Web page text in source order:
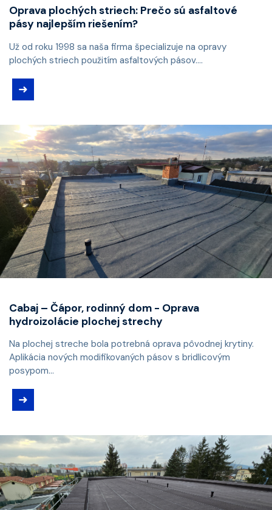
Oprava plochých striech: Prečo sú asfaltové
pásy najlepším riešením?
Už od roku 1998 sa naša firma špecializuje na opravy
plochých striech použitím asfaltových pásov....
➜
Cabaj – Čápor, rodinný dom - Oprava
hydroizolácie plochej strechy
Na plochej streche bola potrebná oprava pôvodnej krytiny.
Aplikácia nových modifikovaných pásov s bridlicovým
posypom...
➜